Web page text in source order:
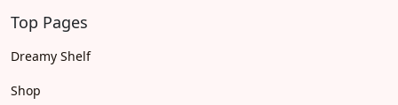
Top Pages
Dreamy Shelf
Shop